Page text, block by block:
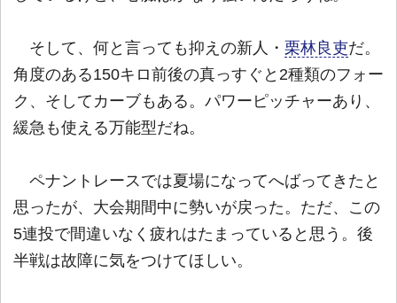
そして、何と言っても抑えの新人・ 栗林良吏だ。
角度のある150キロ前後の真っすぐと2種類のフォー
ク、そしてカーブもある。パワーピッチャーあり、
緩急も使える万能型だね。
ペナントレースでは夏場になってへばってきたと
思ったが、大会期間中に勢いが戻った。ただ、この
5連投で間違いなく疲れはたまっていると思う。後
半戦は故障に気をつけてほしい。